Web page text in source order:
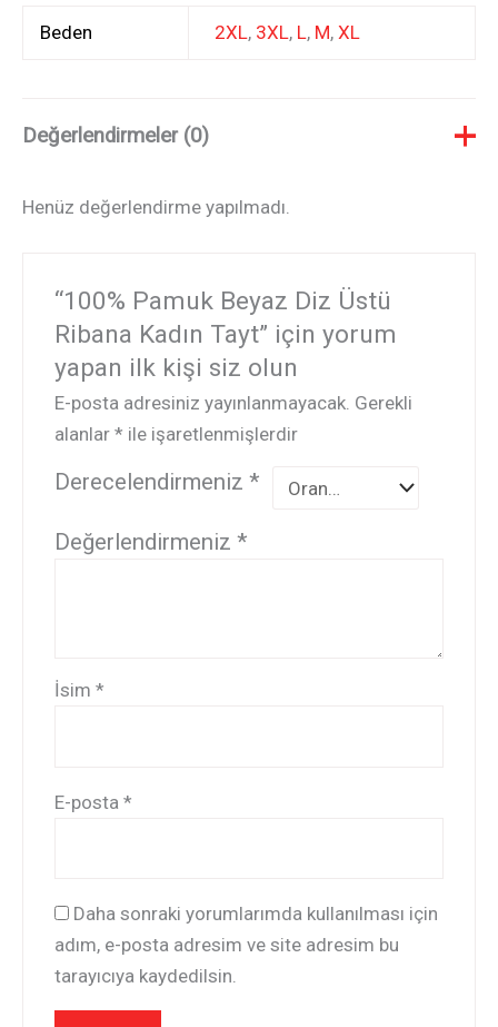
Beden 2XL, 3XL, L, M, XL
Değerlendirmeler (0)
Henüz değerlendirme yapılmadı.
“100% Pamuk Beyaz Diz Üstü
Ribana Kadın Tayt” için yorum
yapan ilk kişi siz olun
E-posta adresiniz yayınlanmayacak. Gerekli
alanlar* ile işaretlenmişlerdir
Derecelendirmeniz*
Değerlendirmeniz*
İsim*
E-posta*
Daha sonraki yorumlarımda kullanılması için
adım, e-posta adresim ve site adresim bu
tarayıcıya kaydedilsin.